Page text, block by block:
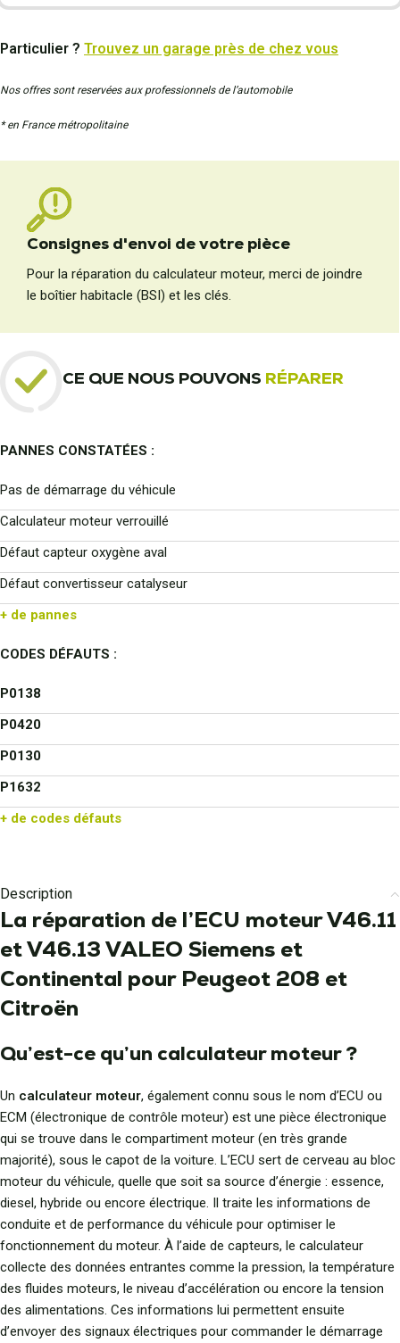
Particulier ? Trouvez un garage près de chez vous
Nos offres sont reservées aux professionnels de l’automobile
* en France métropolitaine
Consignes d'envoi de votre pièce
Pour la réparation du calculateur moteur, merci de joindre
le boîtier habitacle (BSI) et les clés.
CE QUE NOUS POUVONS RÉPARER
PANNES CONSTATÉES :
Pas de démarrage du véhicule
Calculateur moteur verrouillé
Défaut capteur oxygène aval
Défaut convertisseur catalyseur
+ de pannes
CODES DÉFAUTS :
P0138
P0420
P0130
P1632
+ de codes défauts
Description
La réparation de l’ECU moteur V46.11
et V46.13 VALEO Siemens et
Continental pour Peugeot 208 et
Citroën
Qu’est-ce qu’un calculateur moteur ?
Un calculateur moteur, également connu sous le nom d’ECU ou
ECM (électronique de contrôle moteur) est une pièce électronique
qui se trouve dans le compartiment moteur (en très grande
majorité), sous le capot de la voiture. L’ECU sert de cerveau au bloc
moteur du véhicule, quelle que soit sa source d’énergie : essence,
diesel, hybride ou encore électrique. Il traite les informations de
conduite et de performance du véhicule pour optimiser le
fonctionnement du moteur. À l’aide de capteurs, le calculateur
collecte des données entrantes comme la pression, la température
des fluides moteurs, le niveau d’accélération ou encore la tension
des alimentations. Ces informations lui permettent ensuite
d’envoyer des signaux électriques pour commander le démarrage